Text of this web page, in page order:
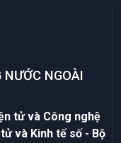
NGOÀI
tử và Công nghệ
và Kinh tế số - Bộ